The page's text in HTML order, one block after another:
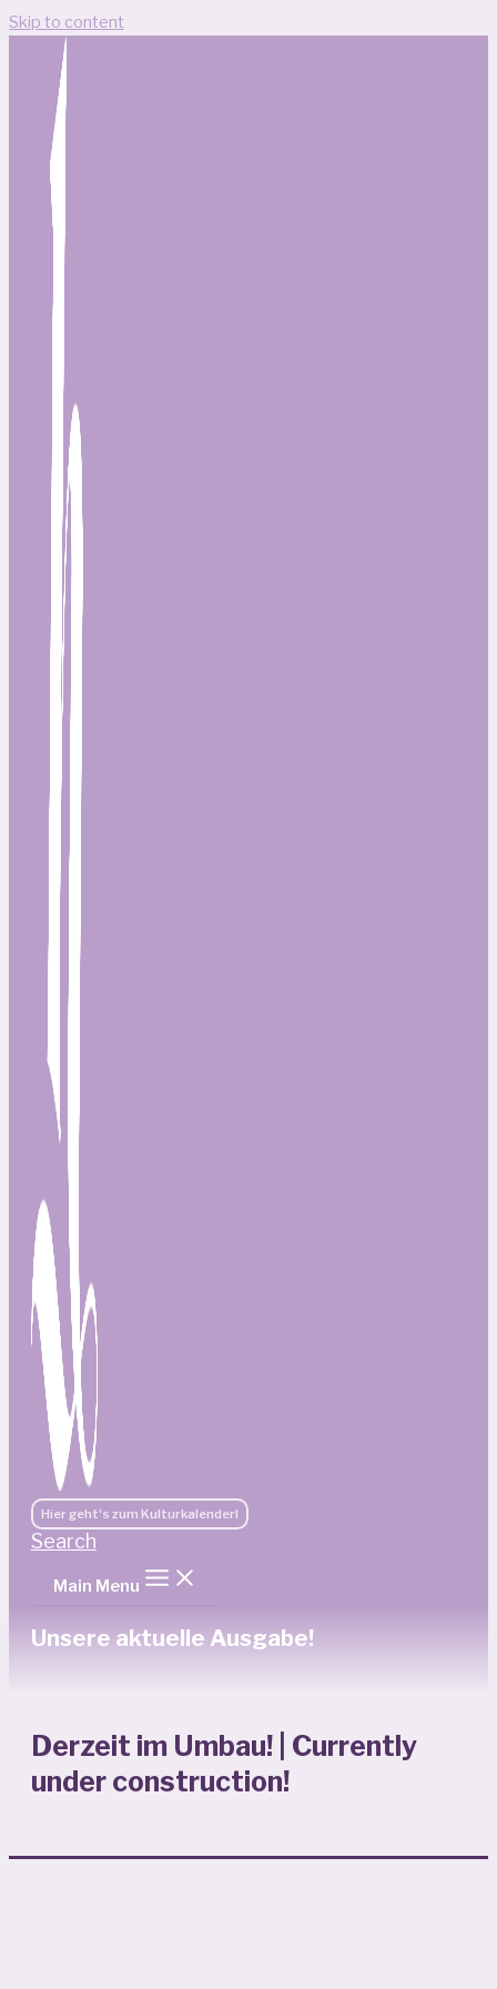
Skip to content
Hier geht's zum Kulturkalender!
Search
Main Menu
Unsere aktuelle Ausgabe!
Derzeit im Umbau! | Currently
under construction!